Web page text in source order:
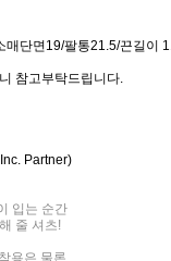
매단면19/팔통21.5/끈길이
참고부탁드립니다.
Partner)
입는 순간
줄 셔츠!
용은 물론